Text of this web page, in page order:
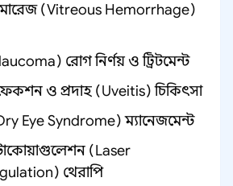
(Vitreous Hemorrhage)
রোগ নির্ণয় ও ট্রিটমেন্ট
ও প্রদাহ (Uveitis) চিকিৎসা
Eye Syndrome) ম্যানেজমেন্ট
(Laser
থেরাপি